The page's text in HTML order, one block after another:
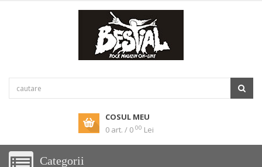
COSUL MEU
0 art. / 0 00 Lei
Categorii